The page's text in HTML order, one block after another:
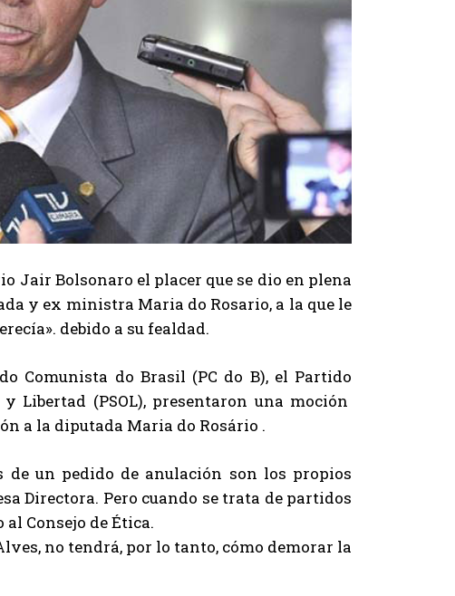
Bolsonaro el placer que se dio en plena
y ex ministra Maria do Rosario, a la que le
debido a su fealdad.
Comunista do Brasil (PC do B), el Partido
Libertad (PSOL), presentaron una moción
a la diputada Maria do Rosário .
de un pedido de anulación son los propios
Directora. Pero cuando se trata de partidos
Consejo de Ética.
no tendrá, por lo tanto, cómo demorar la